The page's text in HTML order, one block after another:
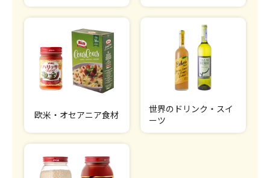
欧米・オセアニア食材
世界のドリンク・スイ
ーツ